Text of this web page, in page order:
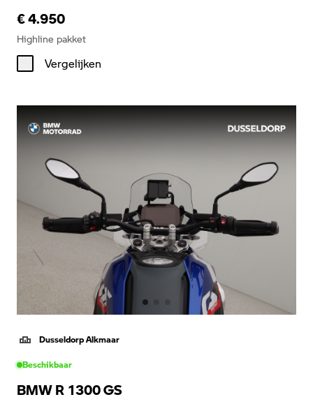
€ 4.950
Highline pakket
Vergelijken
Dusseldorp Alkmaar
Beschikbaar
BMW R 1300 GS